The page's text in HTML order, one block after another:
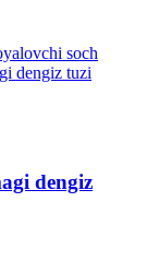
dengiz